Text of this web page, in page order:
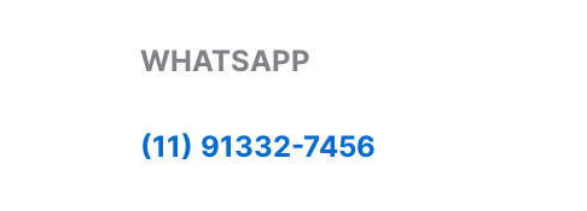
WHATSAPP
(11) 91332-7456